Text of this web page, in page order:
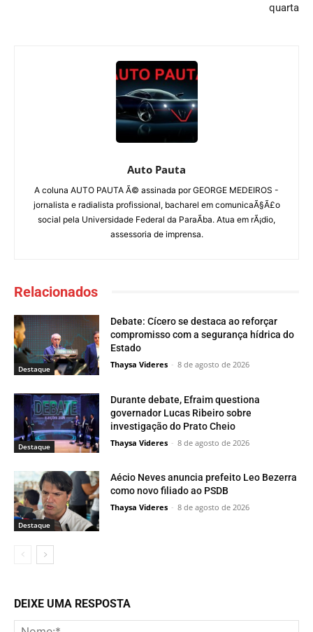
quarta
Auto Pauta
A coluna AUTO PAUTA Ã© assinada por GEORGE MEDEIROS -
jornalista e radialista profissional, bacharel em comunicaÃ§Ã£o
social pela Universidade Federal da ParaÃ­ba. Atua em rÃ¡dio,
assessoria de imprensa.
Relacionados
Destaque
Debate: Cícero se destaca ao reforçar
compromisso com a segurança hídrica do
Estado
Thaysa Videres - 8 de agosto de 2026
Destaque
Durante debate, Efraim questiona
governador Lucas Ribeiro sobre
investigação do Prato Cheio
Thaysa Videres - 8 de agosto de 2026
Destaque
Aécio Neves anuncia prefeito Leo Bezerra
como novo filiado ao PSDB
Thaysa Videres - 8 de agosto de 2026
DEIXE UMA RESPOSTA